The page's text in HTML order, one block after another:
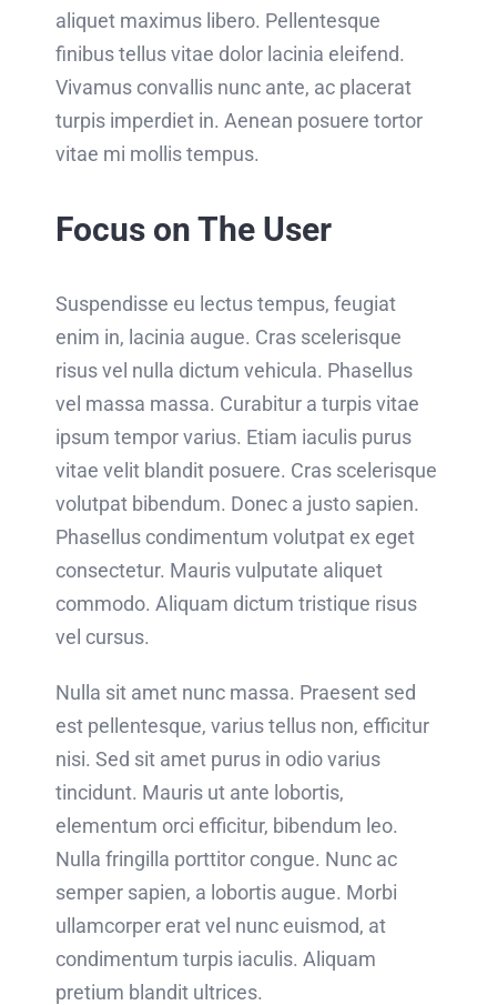
aliquet maximus libero. Pellentesque
finibus tellus vitae dolor lacinia eleifend.
Vivamus convallis nunc ante, ac placerat
turpis imperdiet in. Aenean posuere tortor
vitae mi mollis tempus.
Focus on The User
Suspendisse eu lectus tempus, feugiat
enim in, lacinia augue. Cras scelerisque
risus vel nulla dictum vehicula. Phasellus
vel massa massa. Curabitur a turpis vitae
ipsum tempor varius. Etiam iaculis purus
vitae velit blandit posuere. Cras scelerisque
volutpat bibendum. Donec a justo sapien.
Phasellus condimentum volutpat ex eget
consectetur. Mauris vulputate aliquet
commodo. Aliquam dictum tristique risus
vel cursus.
Nulla sit amet nunc massa. Praesent sed
est pellentesque, varius tellus non, efficitur
nisi. Sed sit amet purus in odio varius
tincidunt. Mauris ut ante lobortis,
elementum orci efficitur, bibendum leo.
Nulla fringilla porttitor congue. Nunc ac
semper sapien, a lobortis augue. Morbi
ullamcorper erat vel nunc euismod, at
condimentum turpis iaculis. Aliquam
pretium blandit ultrices.